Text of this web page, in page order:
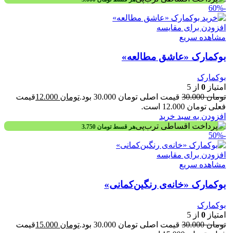
-60%
افزودن برای مقایسه
مشاهده سریع
بوکمارک «عاشق مطالعه»
بوکمارک
امتیاز 0 از 5
تومان30.000 قیمت اصلی تومان 30.000 بود. تومان
قیمت
فعلی تومان 12.000 است.
افزودن به سبد خرید
هر قسطتومان
-50%
افزودن برای مقایسه
مشاهده سریع
بوکمارک «خانه‌ی رنگین‌کمانی»
بوکمارک
امتیاز 0 از 5
تومان30.000 قیمت اصلی تومان 30.000 بود. تومان
قیمت